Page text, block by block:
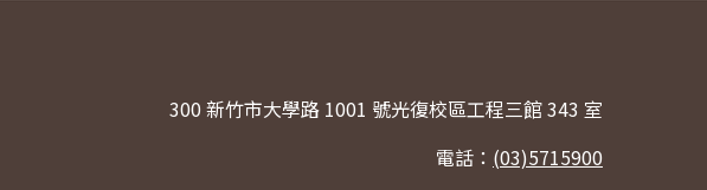
300 新竹市大學路 1001 號光復校區工程三館 343 室
電話： (03)5715900